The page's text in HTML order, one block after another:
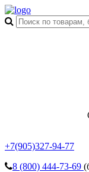
+7(905)327-94-77
8 (800) 444-73-69